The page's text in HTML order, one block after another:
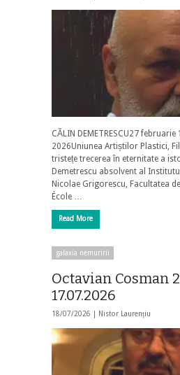
CĂLIN DEMETRESCU27
2026Uniunea Artiștilor Plastici,
tristețe trecerea în eternitate a
Demetrescu absolvent al
Nicolae Grigorescu, Facultatea
École …
Read More
galaxia nemuririi
Octavian Cosman
17.07.2026
18/07/2026 | Nistor Laurențiu